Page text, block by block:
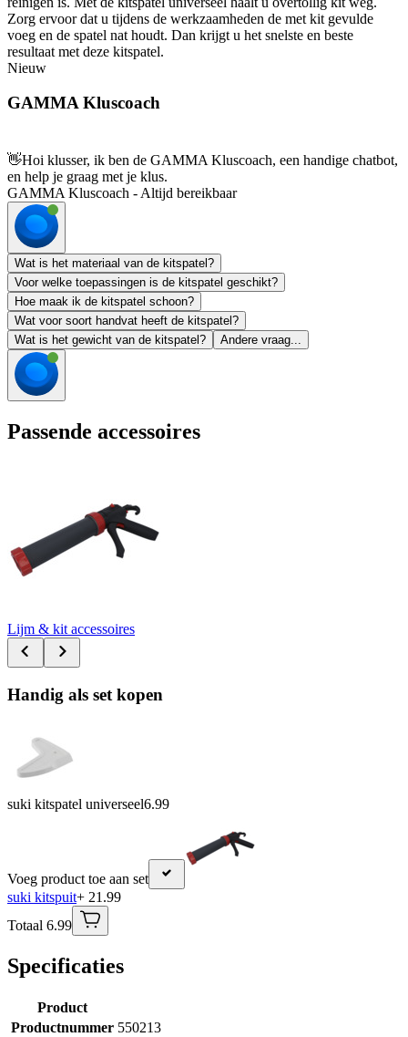
Zorg ervoor dat u tijdens de werkzaamheden de met kit gevulde
voeg en de spatel nat houdt. Dan krijgt u het snelste en beste
resultaat met deze kitspatel.
Nieuw
GAMMA Kluscoach
👋Hoi klusser, ik ben de GAMMA Kluscoach, een handige chatbot,
en help je graag met je klus.
GAMMA Kluscoach - Altijd bereikbaar
Wat is het materiaal van de kitspatel?
Voor welke toepassingen is de kitspatel geschikt?
Hoe maak ik de kitspatel schoon?
Wat voor soort handvat heeft de kitspatel?
Wat is het gewicht van de kitspatel?
Andere vraag...
Passende accessoires
Lijm & kit accessoires
Handig als set kopen
suki kitspatel universeel6.99
Voeg product toe aan set
suki kitspuit+ 21.99
Totaal 6.99
Specificaties
Product
Productnummer 550213